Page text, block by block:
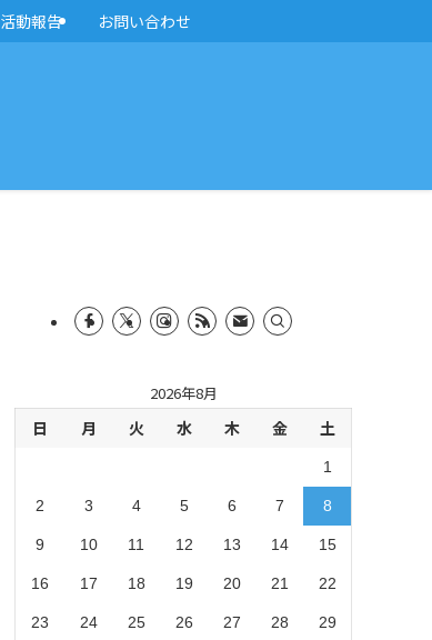
活動報告 お問い合わせ
2026年8月
日 月 火 水 木 金 土
1
2 3 4 5 6 7 8
9 10 11 12 13 14 15
16 17 18 19 20 21 22
23 24 25 26 27 28 29